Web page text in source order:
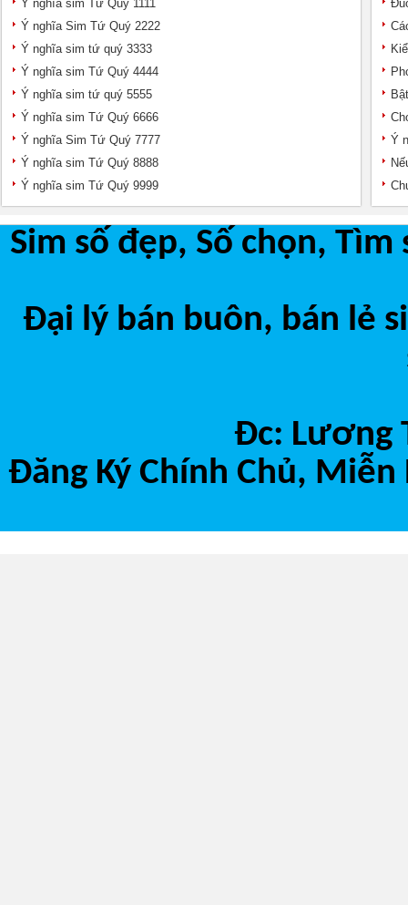
Ý nghĩa sim Tứ Quý 1111
Ý nghĩa Sim Tứ Quý 2222
Ý nghĩa sim tứ quý 3333
Ý nghĩa sim Tứ Quý 4444
Ý nghĩa sim tứ quý 5555
Ý nghĩa sim Tứ Quý 6666
Ý nghĩa Sim Tứ Quý 7777
Ý nghĩa sim Tứ Quý 8888
Ý nghĩa sim Tứ Quý 9999
Ý
Sim số đẹp, Số chọn,
Đại lý bán buôn, bán lẻ
Đc: Lương
Đăng Ký Chính Chủ, Miễn